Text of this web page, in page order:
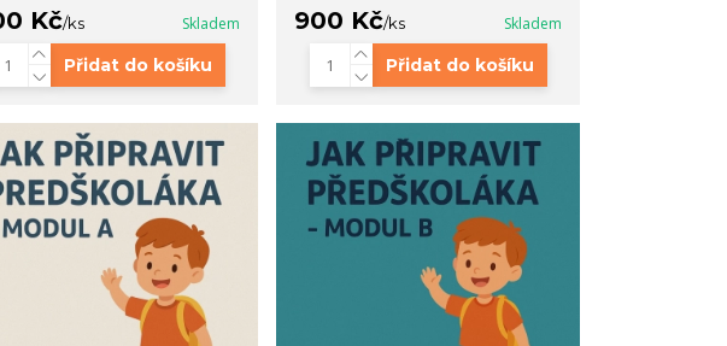
Kč/ks Skladem
Přidat do košíku
900 Kč/ks Skladem
Přidat do košíku